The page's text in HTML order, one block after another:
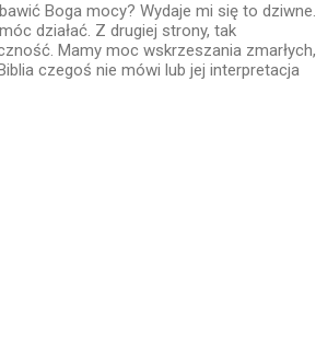
Boga mocy? Wydaje mi się to dziwne.
działać. Z drugiej strony, tak
Mamy moc wskrzeszania zmarłych,
czegoś nie mówi lub jej interpretacja